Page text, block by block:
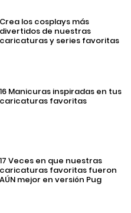
Crea los cosplays más
divertidos de nuestras
caricaturas y series favoritas
16 Manicuras inspiradas en tus
caricaturas favoritas
17 Veces en que nuestras
caricaturas favoritas fueron
AÚN mejor en versión Pug